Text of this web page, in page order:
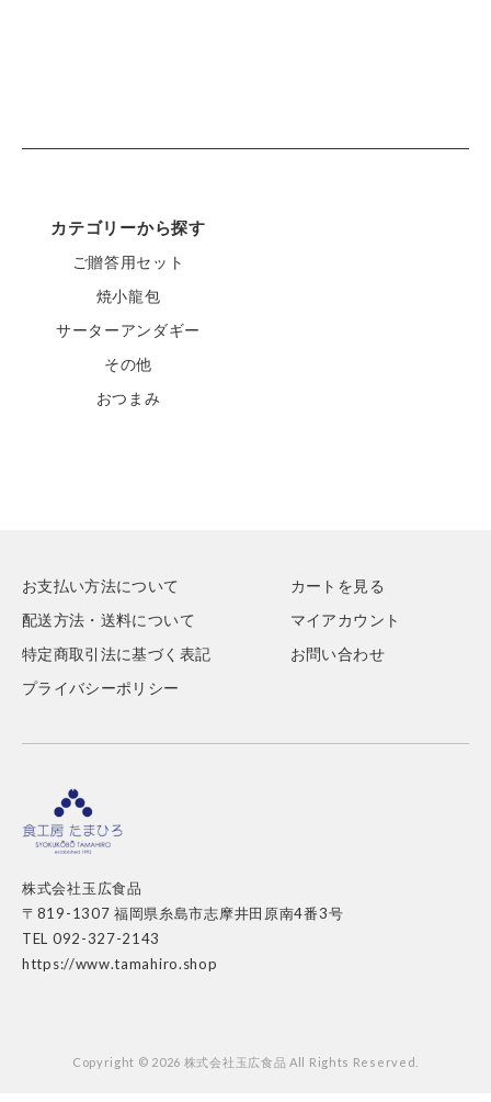
カテゴリーから探す
ご贈答用セット
焼小龍包
サーターアンダギー
その他
おつまみ
株式会社玉広食品
〒819-1307 福岡県糸島市志摩井田原南4番3号
TEL 092-327-2143
https://www.tamahiro.shop
お支払い方法について
配送方法・送料について
特定商取引法に基づく表記
プライバシーポリシー
カートを見る
マイアカウント
お問い合わせ
Copyright © 2026 株式会社玉広食品 All Rights Reserved.